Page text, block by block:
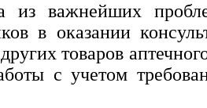
из важнейших
в оказании
товаров
с учетом